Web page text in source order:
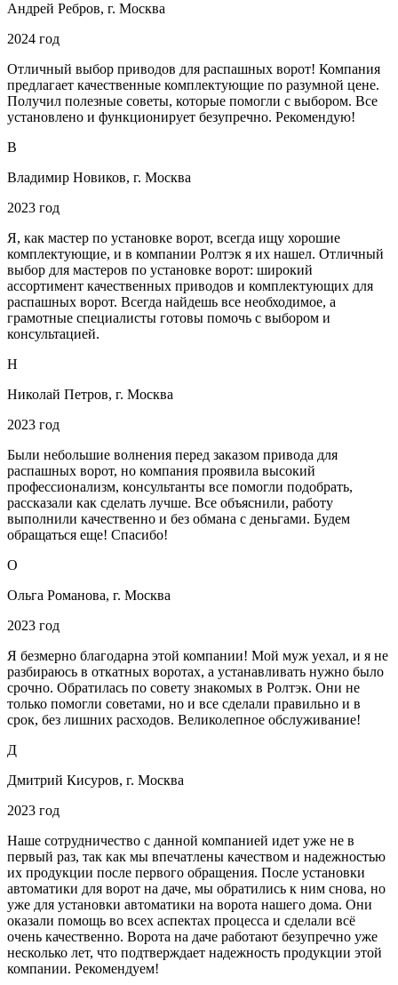
Андрей Ребров, г. Москва
2024 год
Отличный выбор приводов для распашных ворот! Компания
предлагает качественные комплектующие по разумной цене.
Получил полезные советы, которые помогли с выбором. Все
установлено и функционирует безупречно. Рекомендую!
В
Владимир Новиков, г. Москва
2023 год
Я, как мастер по установке ворот, всегда ищу хорошие
комплектующие, и в компании Ролтэк я их нашел. Отличный
выбор для мастеров по установке ворот: широкий
ассортимент качественных приводов и комплектующих для
распашных ворот. Всегда найдешь все необходимое, а
грамотные специалисты готовы помочь с выбором и
консультацией.
Н
Николай Петров, г. Москва
2023 год
Были небольшие волнения перед заказом привода для
распашных ворот, но компания проявила высокий
профессионализм, консультанты все помогли подобрать,
рассказали как сделать лучше. Все объяснили, работу
выполнили качественно и без обмана с деньгами. Будем
обращаться еще! Спасибо!
О
Ольга Романова, г. Москва
2023 год
Я безмерно благодарна этой компании! Мой муж уехал, и я не
разбираюсь в откатных воротах, а устанавливать нужно было
срочно. Обратилась по совету знакомых в Ролтэк. Они не
только помогли советами, но и все сделали правильно и в
срок, без лишних расходов. Великолепное обслуживание!
Д
Дмитрий Кисуров, г. Москва
2023 год
Наше сотрудничество с данной компанией идет уже не в
первый раз, так как мы впечатлены качеством и надежностью
их продукции после первого обращения. После установки
автоматики для ворот на даче, мы обратились к ним снова, но
уже для установки автоматики на ворота нашего дома. Они
оказали помощь во всех аспектах процесса и сделали всё
очень качественно. Ворота на даче работают безупречно уже
несколько лет, что подтверждает надежность продукции этой
компании. Рекомендуем!